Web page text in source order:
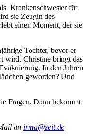
Krankenschwester für
sie Zeugin des
einen Moment, der sie
Tochter, bevor er
wird. Christine bringt das
In den Jahren
geworden? Und
Fragen. Dann bekommt
an irma@zeit.de